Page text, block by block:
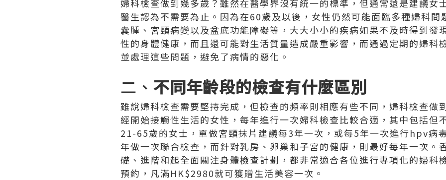
婦科檢查做到幾多歲？雖然在醫學界沒有統一的標準，但通常還是建議女
醫生認為不需要為止。因為在60歲及以後，女性仍然可能面臨多種婦科問
囊腫、宮頸病變以及盆底功能障礙等，大大小小的疾病如果不及時得到發
性的身體健康，而且還可能對生活質量造成嚴重影響，而通過定期的婦科
並處理這些問題，避免了病情的惡化。
二、 不同年齡段的檢查有什麼區別
雖說婦科檢查需要堅持完成，但檢查的頻率則相應有些不同，婦科檢查做
經開始接觸性生活的女性，每年進行一次婦科檢查比較合適，其中包括但
21-65歲的女士，單做宮頸抹片建議每3年一次，或每5年一次進行hpv病
年做一次聯合檢查，而針對乳房、卵巢和子宮的健康，則最好每年一次。
礎、進階和起全面關注身體檢查計劃，都非常適合各位進行專項化的婦科
預約，凡滿HK$2980就可獲贈生活美容一次。